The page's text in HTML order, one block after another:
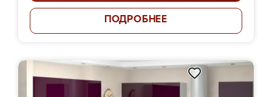
ПОДРОБНЕЕ